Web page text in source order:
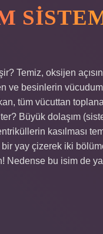
Temiz, oksijen
ve besinlerin
tüm vücuttan
Büyük dolaşım
kasılması
yay çizerek iki
Nedense bu isim de